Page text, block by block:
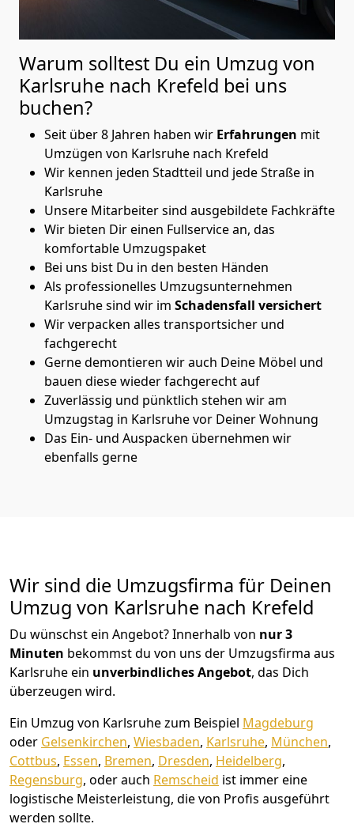
Warum solltest Du ein Umzug von
Karlsruhe nach Krefeld bei uns
buchen?
Seit über 8 Jahren haben wir Erfahrungen mit
Umzügen von Karlsruhe nach Krefeld
Wir kennen jeden Stadtteil und jede Straße in
Karlsruhe
Unsere Mitarbeiter sind ausgebildete Fachkräfte
Wir bieten Dir einen Fullservice an, das
komfortable Umzugspaket
Bei uns bist Du in den besten Händen
Als professionelles Umzugsunternehmen
Karlsruhe sind wir im Schadensfall versichert
Wir verpacken alles transportsicher und
fachgerecht
Gerne demontieren wir auch Deine Möbel und
bauen diese wieder fachgerecht auf
Zuverlässig und pünktlich stehen wir am
Umzugstag in Karlsruhe vor Deiner Wohnung
Das Ein- und Auspacken übernehmen wir
ebenfalls gerne
Wir sind die Umzugsfirma für Deinen
Umzug von Karlsruhe nach Krefeld
Du wünschst ein Angebot? Innerhalb von nur 3
Minuten bekommst du von uns der Umzugsfirma aus
Karlsruhe ein unverbindliches Angebot, das Dich
überzeugen wird.
Ein Umzug von Karlsruhe zum Beispiel Magdeburg
oder Gelsenkirchen, Wiesbaden, Karlsruhe, München,
Cottbus, Essen, Bremen, Dresden, Heidelberg,
Regensburg, oder auch Remscheid ist immer eine
logistische Meisterleistung, die von Profis ausgeführt
werden sollte.